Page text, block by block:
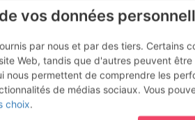
i Gusti Son Gusti
vos données
par nous et par des tiers. Certains
Web, tandis que d'autres peuvent être
nous permettent de comprendre les
de médias sociaux. Vous
choix.